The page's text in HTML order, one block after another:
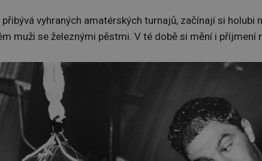
přibývá vyhraných amatérských turnajů, začínají si
muži se železnými pěstmi. V té době si mění i příjmení